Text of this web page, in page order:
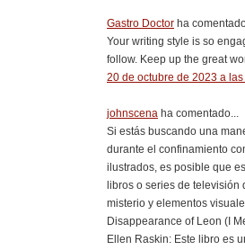
Gastro Doctor ha
Your writing style is so
follow. Keep up the great
20 de octubre de 2023 a
johnscena ha comentado...
Si estás buscando una
durante el confinamiento
ilustrados, es posible que
libros o series de televisión
misterio y elementos
Disappearance of Leon (I
Ellen Raskin: Este libro es